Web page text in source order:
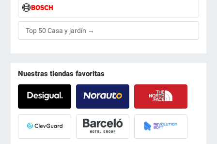
Top 50 Casa y jardín →
Nuestras tiendas favoritas